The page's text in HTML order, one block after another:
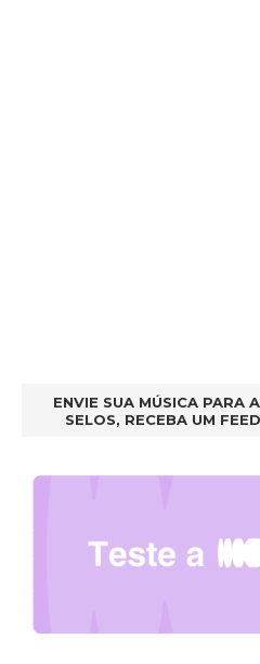
ENVIE SUA MÚSICA PARA
SELOS, RECEBA UM